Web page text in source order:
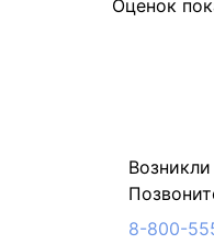
Оценок
8-800-